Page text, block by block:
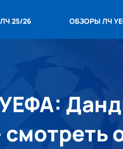
25/26 ОБЗОРЫ ЛЧ
смотреть